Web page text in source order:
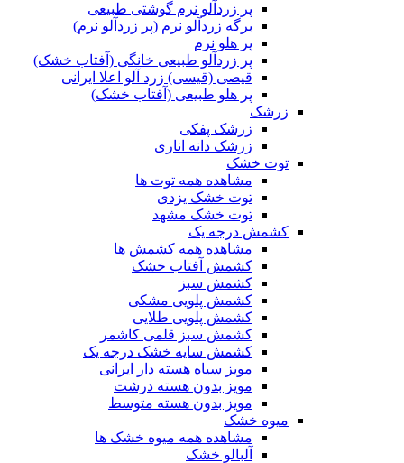
پر زردآلو نرم گوشتی طبیعی
برگه زردآلو نرم (پر زردآلو نرم)
پر هلو نرم
پر زردآلو طبیعی خانگی (آفتاب خشک)
قیصی (قیسی) زرد آلو اعلا ایرانی
پر هلو طبیعی (آفتاب خشک)
زرشک
زرشک پفکی
زرشک دانه اناری
توت خشک
مشاهده همه توت ها
توت خشک یزدی
توت خشک مشهد
کشمش درجه یک
مشاهده همه کشمش ها
کشمش آفتاب خشک
کشمش سبز
کشمش پلویی مشکی
کشمش پلویی طلایی
کشمش سبز قلمی کاشمر
کشمش سایه خشک درجه یک
مویز سیاه هسته دار ایرانی
مویز بدون هسته درشت
مویز بدون هسته متوسط
میوه خشک
مشاهده همه میوه خشک ها
آلبالو خشک